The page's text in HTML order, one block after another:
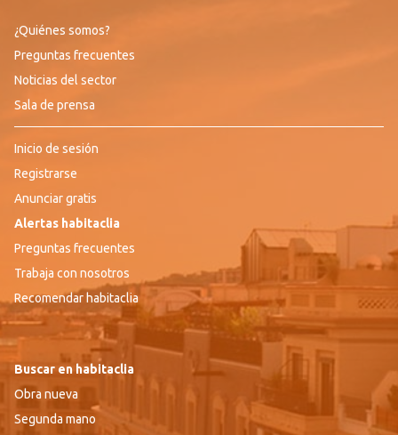
¿Quiénes somos?
Preguntas frecuentes
Noticias del sector
Sala de prensa
Inicio de sesión
Registrarse
Anunciar gratis
Alertas habitaclia
Preguntas frecuentes
Trabaja con nosotros
Recomendar habitaclia
Buscar en habitaclia
Obra nueva
Segunda mano